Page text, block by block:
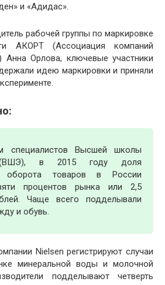
и «Адидас».
рабочей группы по маркировке
АКОРТ (Ассоциация компаний
Анна Орлова, ключевые участники
идею маркировки и приняли
специалистов Высшей школы
(ВШЭ), в 2015 году доля
оборота товаров в России
процентов рынка или 2,5
Чаще всего подделывали
и обувь.
Nielsen регистрируют случаи
минеральной воды и молочной
подделывают четверть